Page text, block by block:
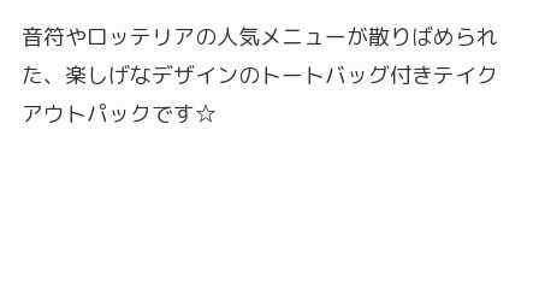
音符やロッテリアの人気メニューが散りばめられ
た、楽しげなデザインのトートバッグ付きテイク
アウトパックです☆